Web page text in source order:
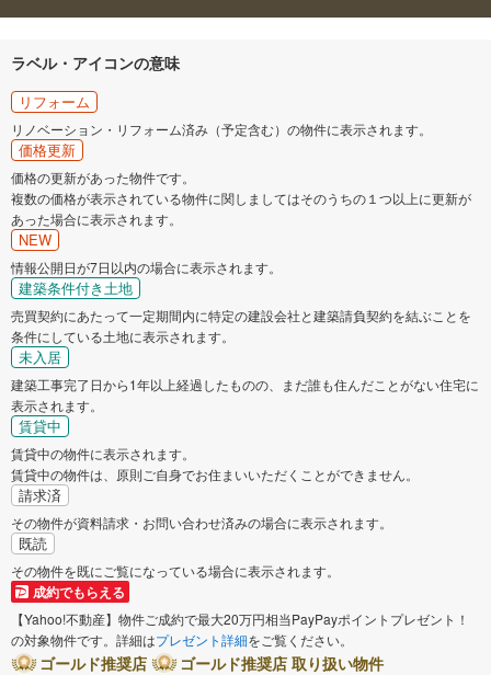
ラベル・アイコンの意味
リフォーム
リノベーション・リフォーム済み（予定含む）の物件に表示されます。
価格更新
価格の更新があった物件です。
複数の価格が表示されている物件に関しましてはそのうちの１つ以上に更新が
あった場合に表示されます。
NEW
情報公開日が7日以内の場合に表示されます。
建築条件付き土地
売買契約にあたって一定期間内に特定の建設会社と建築請負契約を結ぶことを
条件にしている土地に表示されます。
未入居
建築工事完了日から1年以上経過したものの、まだ誰も住んだことがない住宅に
表示されます。
賃貸中
賃貸中の物件に表示されます。
賃貸中の物件は、原則ご自身でお住まいいただくことができません。
請求済
その物件が資料請求・お問い合わせ済みの場合に表示されます。
既読
その物件を既にご覧になっている場合に表示されます。
成約でもらえる
【Yahoo!不動産】物件ご成約で最大20万円相当PayPayポイントプレゼント！
の対象物件です。詳細はプレゼント詳細をご覧ください。
ゴールド推奨店
ゴールド推奨店 取り扱い物件